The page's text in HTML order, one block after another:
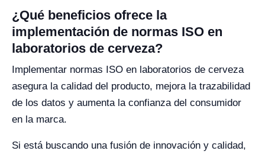
¿Qué beneficios ofrece la
implementación de normas ISO en
laboratorios de cerveza?
Implementar normas ISO en laboratorios de cerveza
asegura la calidad del producto, mejora la trazabilidad
de los datos y aumenta la confianza del consumidor
en la marca.
Si está buscando una fusión de innovación y calidad,